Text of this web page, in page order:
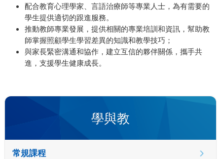
配合教育心理學家、言語治療師等專業人士，為有需要的
學生提供適切的跟進服務。
推動教師專業發展，提供相關的專業培訓和資訊，幫助教
師掌握照顧學生學習差異的知識和教學技巧；
與家長緊密溝通和協作，建立互信的夥伴關係，攜手共
進，支援學生健康成長。
學與教
常規課程